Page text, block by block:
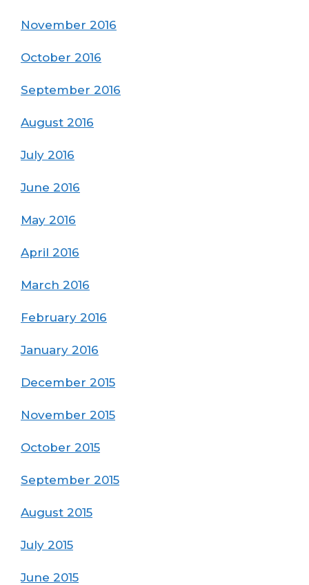
November 2016
October 2016
September 2016
August 2016
July 2016
June 2016
May 2016
April 2016
March 2016
February 2016
January 2016
December 2015
November 2015
October 2015
September 2015
August 2015
July 2015
June 2015